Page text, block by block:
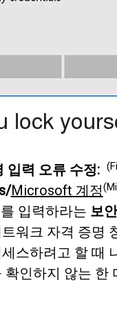
입력 오류 수정:
Microsoft 계정
를 입력하라는 보
워크 자격 증명
스하려고 할 때
인하지 않는